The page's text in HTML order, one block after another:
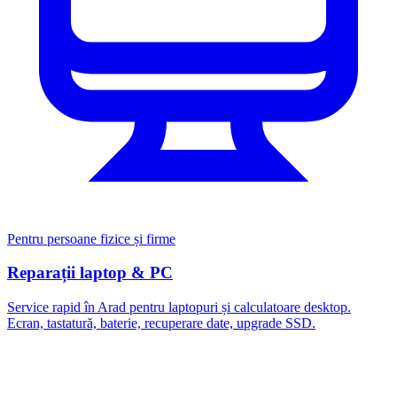
Pentru persoane fizice și firme
Reparații laptop & PC
Service rapid în Arad pentru laptopuri și calculatoare desktop.
Ecran, tastatură, baterie, recuperare date, upgrade SSD.